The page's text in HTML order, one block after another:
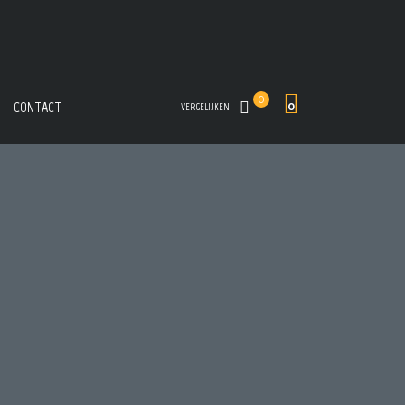
0
VERGELIJKEN
0
CONTACT